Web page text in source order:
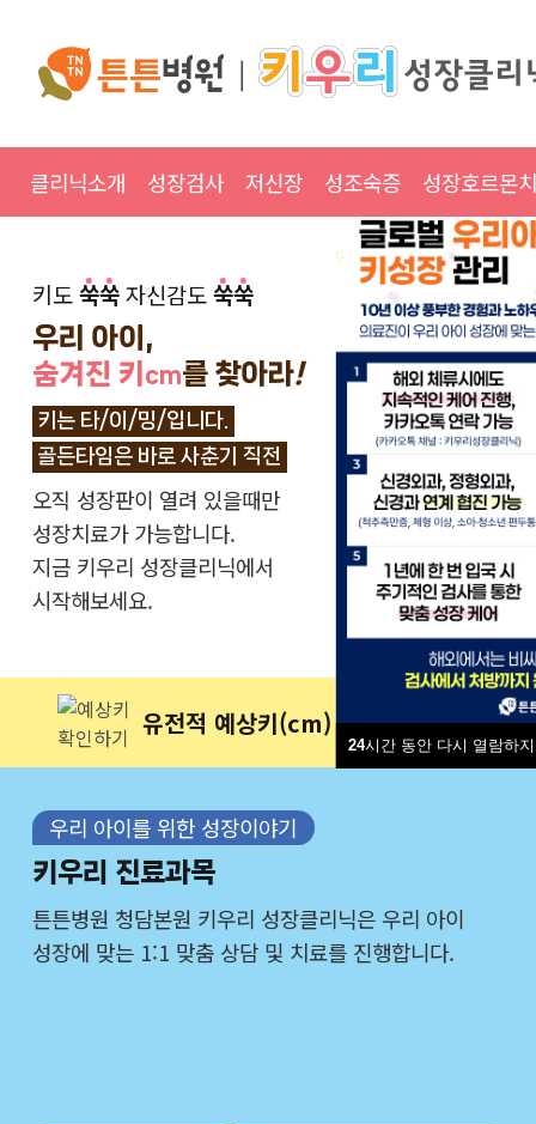
클리닉소개 성장검사 저신장 성조숙증 성장호르몬
24시간 동안 다시 열람하
키도쑥쑥자신감도쑥쑥
우리 아이,
숨겨진 키 cm를 찾아라!
키는 타/이/밍/입니다.
골든타임은 바로 사춘기 직전
오직 성장판이 열려 있을때만
성장치료가 가능합니다.
지금 키우리 성장클리닉에서
시작해보세요.
유전적 예상키(cm)확인하기
우리 아이를 위한 성장이야기
키우리 진료과목
튼튼병원 청담본원 키우리 성장클리닉은 우리 아이
성장에 맞는 1:1 맞춤 상담 및 치료를 진행합니다.